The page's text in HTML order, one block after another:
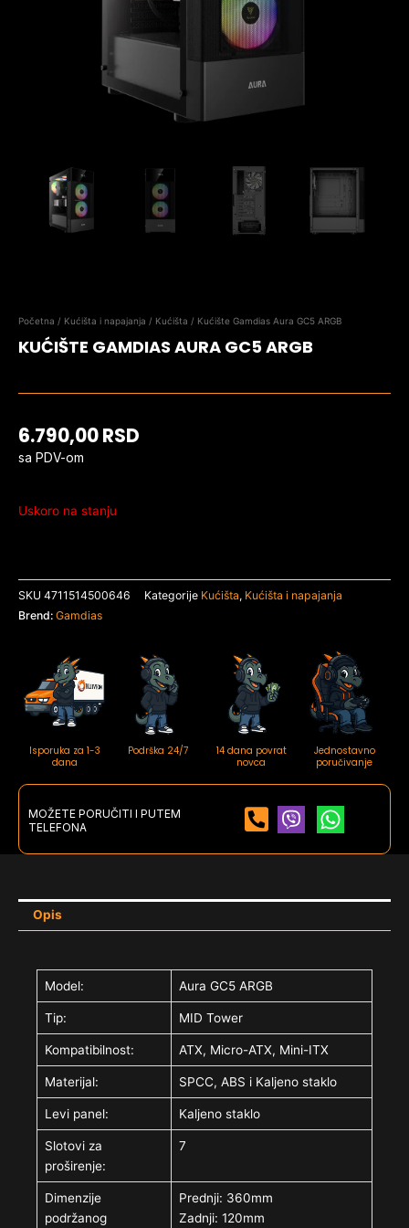
Početna / Kućišta i napajanja / Kućišta / Kućište Gamdias Aura GC5 ARGB
KUĆIŠTE GAMDIAS AURA GC5 ARGB
6.790,00RSD
sa PDV-om
Uskoro na stanju
SKU 4711514500646 Kategorije Kućišta, Kućišta i napajanja
Brend: Gamdias
Isporuka za 1-3
dana
Podrška 24/7
14 dana povrat
novca
Jednostavno
poručivanje
MOŽETE PORUČITI I PUTEM
TELEFONA
Opis
Model: Aura GC5 ARGB
Tip: MID Tower
Kompatibilnost: ATX, Micro-ATX, Mini-ITX
Materijal: SPCC, ABS i Kaljeno staklo
Levi panel: Kaljeno staklo
Slotovi za
proširenje:
7
Dimenzije
podržanog
Prednji: 360mm
Zadnji: 120mm